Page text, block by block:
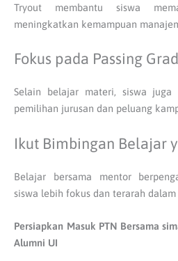
Tryout membantu siswa
meningkatkan kemampuan
Fokus pada Passing
Selain belajar materi, siswa juga
pemilihan jurusan dan peluang
Ikut Bimbingan Belajar
Belajar bersama mentor
siswa lebih fokus dan terarah dalam
Persiapkan Masuk PTN Bersama
Alumni UI